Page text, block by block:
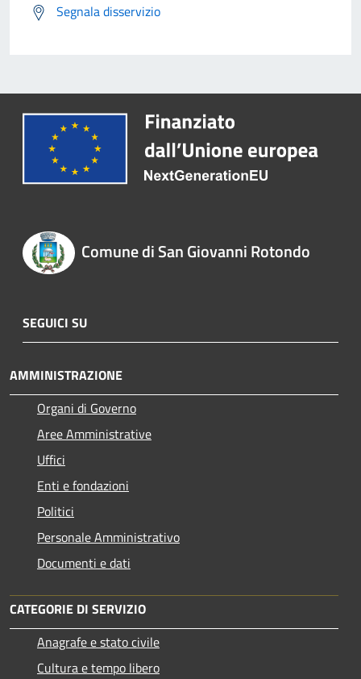
Segnala disservizio
Comune di San Giovanni Rotondo
SEGUICI SU
AMMINISTRAZIONE
Organi di Governo
Aree Amministrative
Uffici
Enti e fondazioni
Politici
Personale Amministrativo
Documenti e dati
CATEGORIE DI SERVIZIO
Anagrafe e stato civile
Cultura e tempo libero